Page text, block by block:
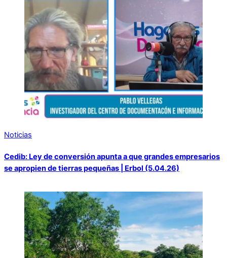
Noticias
Cedib: Ley de conversión apunta a que grandes empresarios
se apropien de tierras pequeñas | Erbol (5.04.26)